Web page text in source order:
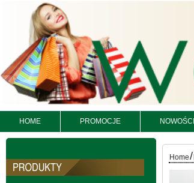
HOME PROMOCJE NOWOŚCI
Spodnie damskie
Home/